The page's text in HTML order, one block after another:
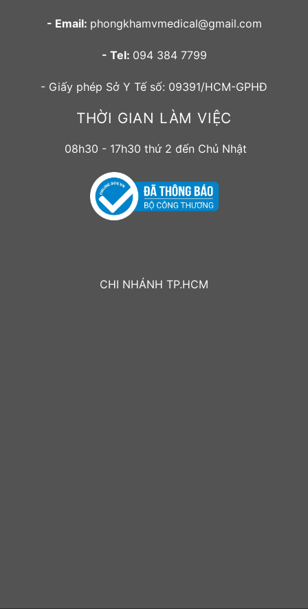
- Email: phongkhamvmedical@gmail.com
- Tel: 094 384 7799
- Giấy phép Sở Y Tế số: 09391/HCM-GPHĐ
THỜI GIAN LÀM VIỆC
08h30 - 17h30 thứ 2 đến Chủ Nhật
CHI NHÁNH TP.HCM